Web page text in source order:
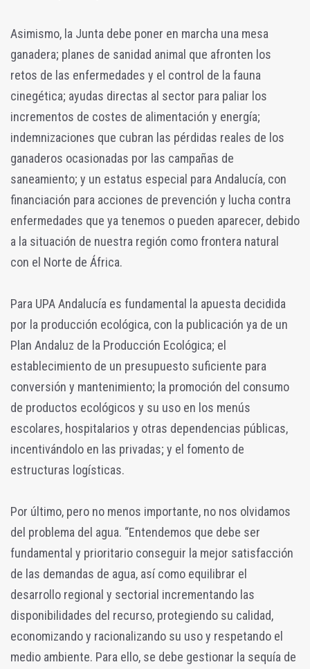
Asimismo, la Junta debe poner en marcha una mesa
ganadera; planes de sanidad animal que afronten los
retos de las enfermedades y el control de la fauna
cinegética; ayudas directas al sector para paliar los
incrementos de costes de alimentación y energía;
indemnizaciones que cubran las pérdidas reales de los
ganaderos ocasionadas por las campañas de
saneamiento; y un estatus especial para Andalucía, con
financiación para acciones de prevención y lucha contra
enfermedades que ya tenemos o pueden aparecer, debido
a la situación de nuestra región como frontera natural
con el Norte de África.
Para UPA Andalucía es fundamental la apuesta decidida
por la producción ecológica, con la publicación ya de un
Plan Andaluz de la Producción Ecológica; el
establecimiento de un presupuesto suficiente para
conversión y mantenimiento; la promoción del consumo
de productos ecológicos y su uso en los menús
escolares, hospitalarios y otras dependencias públicas,
incentivándolo en las privadas; y el fomento de
estructuras logísticas.
Por último, pero no menos importante, no nos olvidamos
del problema del agua. “Entendemos que debe ser
fundamental y prioritario conseguir la mejor satisfacción
de las demandas de agua, así como equilibrar el
desarrollo regional y sectorial incrementando las
disponibilidades del recurso, protegiendo su calidad,
economizando y racionalizando su uso y respetando el
medio ambiente. Para ello, se debe gestionar la sequía de